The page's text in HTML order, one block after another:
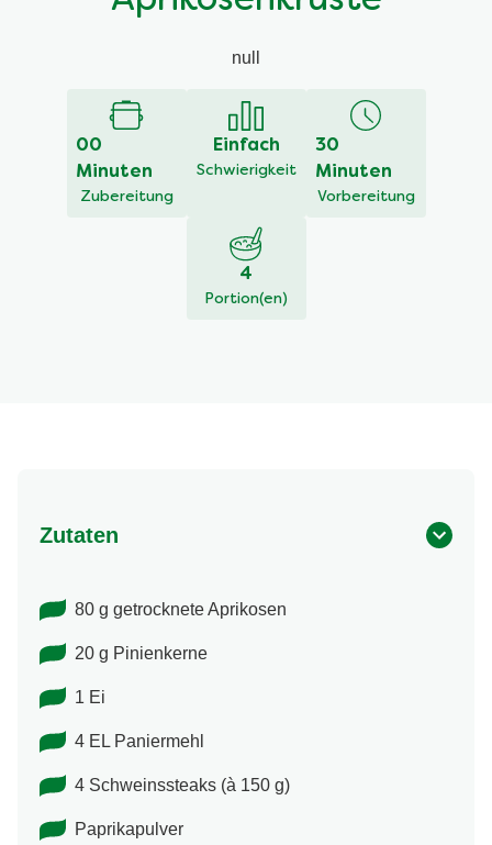
null
00
Minuten
Zubereitung
Einfach
Schwierigkeit
30
Minuten
Vorbereitung
4
Portion(en)
Zutaten
80 g getrocknete Aprikosen
20 g Pinienkerne
1 Ei
4 EL Paniermehl
4 Schweinssteaks (à 150 g)
Paprikapulver